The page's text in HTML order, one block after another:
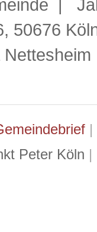
|
50676
Peter Köln